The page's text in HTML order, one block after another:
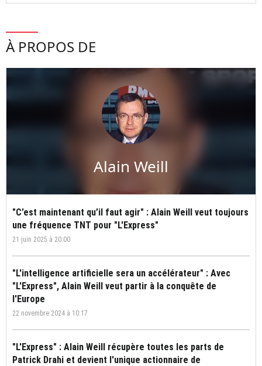
À PROPOS DE
Alain Weill
"C’est maintenant qu’il faut agir" : Alain Weill veut toujours
une fréquence TNT pour "L'Express"
21 juin 2025 à 20:00
"L'intelligence artificielle sera un accélérateur" : Avec
"L'Express", Alain Weill veut partir à la conquête de
l'Europe
22 novembre 2024 à 10:17
"L'Express" : Alain Weill récupère toutes les parts de
Patrick Drahi et devient l'unique actionnaire de